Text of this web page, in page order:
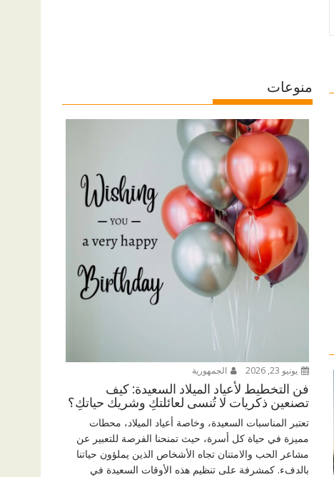
منوعات
يونيو 23, 2026 الجمهورية
فن التخطيط لأعياد الميلاد السعيدة: كيف
تصنعين ذكريات لا تُنسى لعائلتكِ وشريك حياتكِ؟
تعتبر المناسبات السعيدة، وخاصة أعياد الميلاد، محطات
مميزة في حياة كل أسرة، حيث تمنحنا الفرصة للتعبير عن
مشاعر الحب والامتنان تجاه الأشخاص الذين يملؤون حياتنا
بالدفء. كمشرفة على تنظيم هذه الأوقات السعيدة في